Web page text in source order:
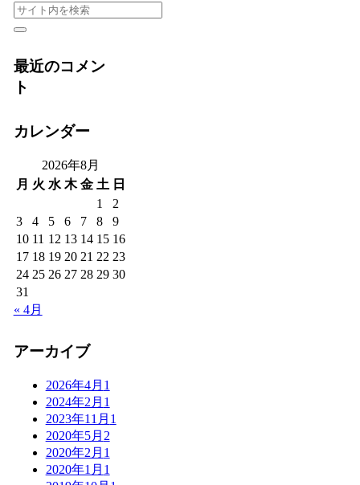
最近のコメン
ト
カレンダー
2026年8月
月 火 水 木 金 土 日
1
2
3
4 5 6 7 8
9
10 11 12 13 14 15 16
17 18 19 20 21 22 23
24 25 26 27 28 29 30
31
« 4月
アーカイブ
2026年4月 1
2024年2月 1
2023年11月 1
2020年5月 2
2020年2月 1
2020年1月 1